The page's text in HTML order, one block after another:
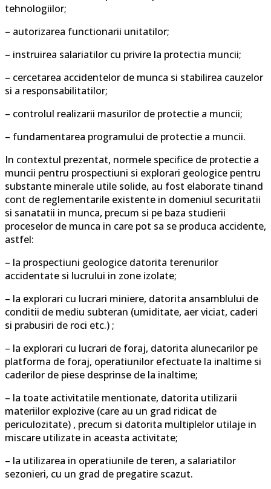
tehnologiilor;
– autorizarea functionarii unitatilor;
– instruirea salariatilor cu privire la protectia muncii;
– cercetarea accidentelor de munca si stabilirea cauzelor
si a responsabilitatilor;
– controlul realizarii masurilor de protectie a muncii;
– fundamentarea programului de protectie a muncii.
In contextul prezentat, normele specifice de protectie a
muncii pentru prospectiuni si explorari geologice pentru
substante minerale utile solide, au fost elaborate tinand
cont de reglementarile existente in domeniul securitatii
si sanatatii in munca, precum si pe baza studierii
proceselor de munca in care pot sa se produca accidente,
astfel:
– la prospectiuni geologice datorita terenurilor
accidentate si lucrului in zone izolate;
– la explorari cu lucrari miniere, datorita ansamblului de
conditii de mediu subteran (umiditate, aer viciat, caderi
si prabusiri de roci etc.) ;
– la explorari cu lucrari de foraj, datorita alunecarilor pe
platforma de foraj, operatiunilor efectuate la inaltime si
caderilor de piese desprinse de la inaltime;
– la toate activitatile mentionate, datorita utilizarii
materiilor explozive (care au un grad ridicat de
periculozitate) , precum si datorita multiplelor utilaje in
miscare utilizate in aceasta activitate;
– la utilizarea in operatiunile de teren, a salariatilor
sezonieri, cu un grad de pregatire scazut.